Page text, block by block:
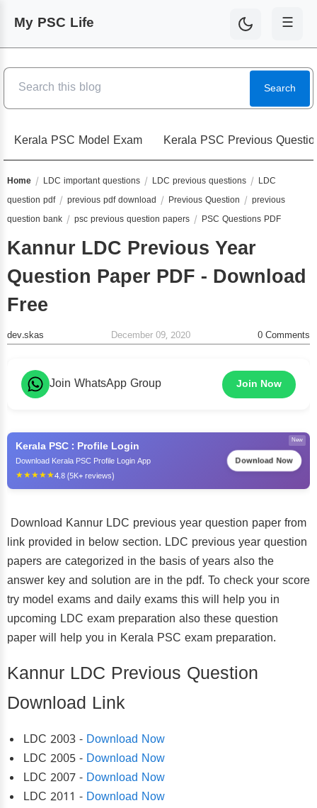
My PSC Life ☰
Search
Kerala PSC Model Exam Kerala PSC Previous
Home LDC important questions LDC previous questions
LDC
question pdf
previous pdf download Previous Question
previous
question bank
psc previous question papers PSC Questions PDF
Kannur LDC Previous Year
Question Paper PDF - Download
Free
dev.skas December 09, 2020 0 Comments
Join WhatsApp Group Join Now
New
Kerala PSC : Profile Login
Download Kerala PSC Profile Login App
★★★★★4.8 (5K+ reviews)
Download Now
Download Kannur LDC previous year question paper from
link provided in below section. LDC previous year question
papers are categorized in the basis of years also the
answer key and solution are in the pdf. To check your score
try model exams and daily exams this will help you in
upcoming LDC exam preparation also these question
paper will help you in Kerala PSC exam preparation.
Kannur LDC Previous Question
Download Link
LDC 2003 - Download Now
LDC 2005 - Download Now
LDC 2007 - Download Now
LDC 2011 - Download Now